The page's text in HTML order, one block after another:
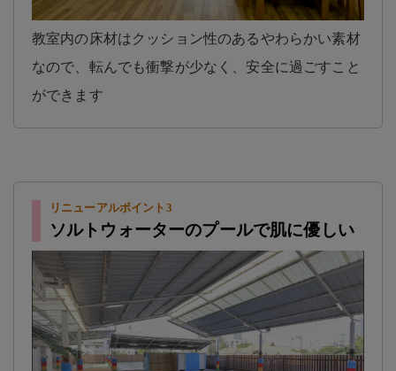
教室内の床材はクッション性のあるやわらかい素材
なので、転んでも衝撃が少なく、安全に過ごすこと
ができます
リニューアルポイント3
ソルトウォーターのプールで肌に優しい